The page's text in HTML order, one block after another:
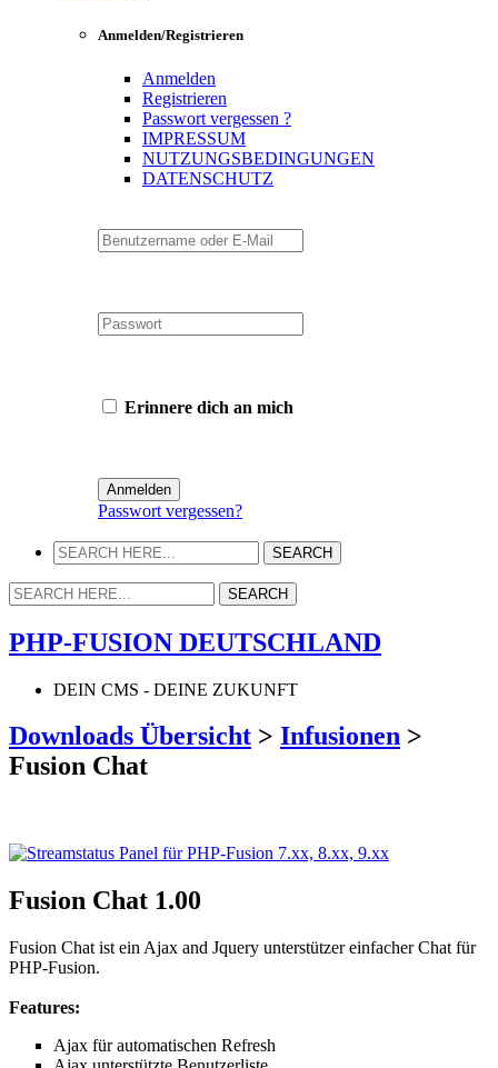
Anmelden/Registrieren
Anmelden
Registrieren
Passwort vergessen ?
IMPRESSUM
NUTZUNGSBEDINGUNGEN
DATENSCHUTZ
Erinnere dich an mich
Passwort vergessen?
PHP-FUSION DEUTSCHLAND
DEIN CMS - DEINE ZUKUNFT
Downloads Übersicht > Infusionen >
Fusion Chat
Fusion Chat 1.00
Fusion Chat ist ein Ajax and Jquery unterstützer einfacher Chat für
PHP-Fusion.
Features:
Ajax für automatischen Refresh